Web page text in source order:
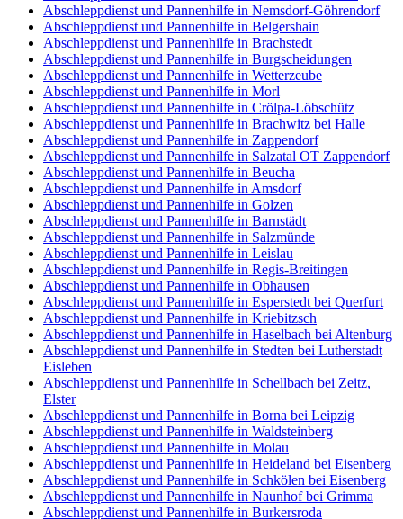
Abschleppdienst und Pannenhilfe in Nemsdorf-Göhrendorf
Abschleppdienst und Pannenhilfe in Belgershain
Abschleppdienst und Pannenhilfe in Brachstedt
Abschleppdienst und Pannenhilfe in Burgscheidungen
Abschleppdienst und Pannenhilfe in Wetterzeube
Abschleppdienst und Pannenhilfe in Morl
Abschleppdienst und Pannenhilfe in Crölpa-Löbschütz
Abschleppdienst und Pannenhilfe in Brachwitz bei Halle
Abschleppdienst und Pannenhilfe in Zappendorf
Abschleppdienst und Pannenhilfe in Salzatal OT Zappendorf
Abschleppdienst und Pannenhilfe in Beucha
Abschleppdienst und Pannenhilfe in Amsdorf
Abschleppdienst und Pannenhilfe in Golzen
Abschleppdienst und Pannenhilfe in Barnstädt
Abschleppdienst und Pannenhilfe in Salzmünde
Abschleppdienst und Pannenhilfe in Leislau
Abschleppdienst und Pannenhilfe in Regis-Breitingen
Abschleppdienst und Pannenhilfe in Obhausen
Abschleppdienst und Pannenhilfe in Esperstedt bei Querfurt
Abschleppdienst und Pannenhilfe in Kriebitzsch
Abschleppdienst und Pannenhilfe in Haselbach bei Altenburg
Abschleppdienst und Pannenhilfe in Stedten bei Lutherstadt
Eisleben
Abschleppdienst und Pannenhilfe in Schellbach bei Zeitz,
Elster
Abschleppdienst und Pannenhilfe in Borna bei Leipzig
Abschleppdienst und Pannenhilfe in Waldsteinberg
Abschleppdienst und Pannenhilfe in Molau
Abschleppdienst und Pannenhilfe in Heideland bei Eisenberg
Abschleppdienst und Pannenhilfe in Schkölen bei Eisenberg
Abschleppdienst und Pannenhilfe in Naunhof bei Grimma
Abschleppdienst und Pannenhilfe in Burkersroda